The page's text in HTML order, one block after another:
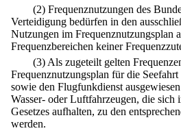
(2) Frequenznutzungen des
Verteidigung bedürfen in den
Nutzungen im Frequenznutzungsplan
Frequenzbereichen keiner
(3) Als zugeteilt gelten
Frequenznutzungsplan für die
sowie den Flugfunkdienst
Wasser- oder Luftfahrzeugen, die sich
Gesetzes aufhalten, zu den
werden.